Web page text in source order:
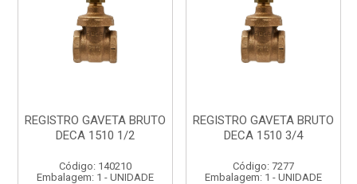
REGISTRO GAVETA BRUTO
DECA 1510 1/2
Código: 140210
Embalagem: 1 - UNIDADE
REGISTRO GAVETA BRUTO
DECA 1510 3/4
Código: 7277
Embalagem: 1 - UNIDADE